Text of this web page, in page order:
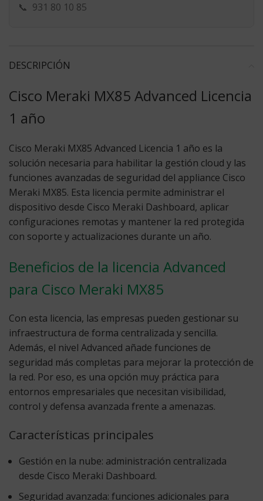
📞 931 80 10 85
DESCRIPCIÓN
Cisco Meraki MX85 Advanced Licencia
1 año
Cisco Meraki MX85 Advanced Licencia 1 año es la
solución necesaria para habilitar la gestión cloud y las
funciones avanzadas de seguridad del appliance Cisco
Meraki MX85. Esta licencia permite administrar el
dispositivo desde Cisco Meraki Dashboard, aplicar
configuraciones remotas y mantener la red protegida
con soporte y actualizaciones durante un año.
Beneficios de la licencia Advanced
para Cisco Meraki MX85
Con esta licencia, las empresas pueden gestionar su
infraestructura de forma centralizada y sencilla.
Además, el nivel Advanced añade funciones de
seguridad más completas para mejorar la protección de
la red. Por eso, es una opción muy práctica para
entornos empresariales que necesitan visibilidad,
control y defensa avanzada frente a amenazas.
Características principales
Gestión en la nube: administración centralizada
desde Cisco Meraki Dashboard.
Seguridad avanzada: funciones adicionales para